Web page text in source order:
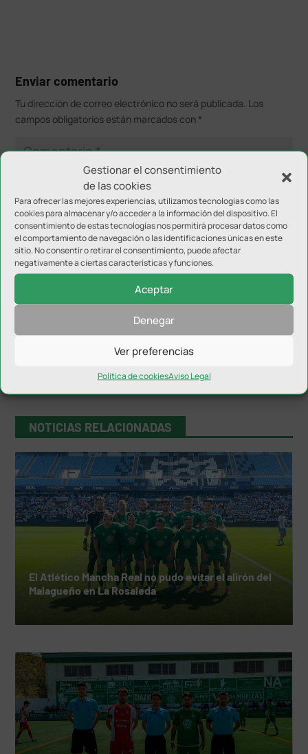
Gestionar el consentimiento
de las cookies
Para ofrecer las mejores experiencias, utilizamos tecnologías como las
cookies para almacenar y/o acceder a la información del dispositivo. El
consentimiento de estas tecnologías nos permitirá procesar datos como
el comportamiento de navegación o las identificaciones únicas en este
sitio. No consentir o retirar el consentimiento, puede afectar
negativamente a ciertas características y funciones.
Aceptar
Denegar
Ver preferencias
Política de cookiesAviso Legal
Enviar comentario
Tu dirección de correo electrónico no será publicada. Los
campos obligatorios están marcados con *
NOTICIAS RELACIONADAS
El Atlético Mancha Real no pudo evitar el alirón del
Malagueño en La Rosaleda